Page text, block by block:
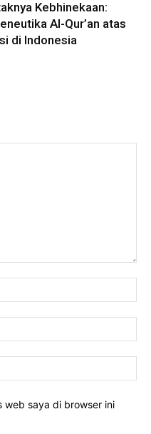
Kebhinekaan:
Al-Qur’an atas
di Indonesia
web saya di browser ini